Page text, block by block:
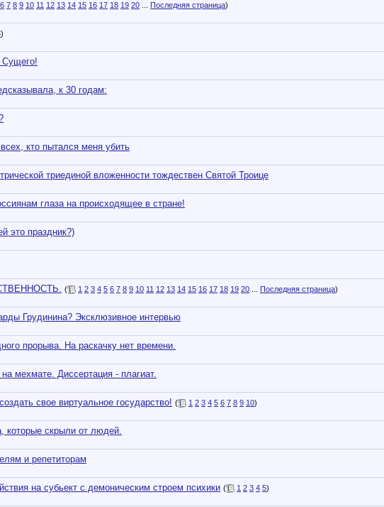
6 7 8 9 10 11 12 13 14 15 16 17 18 19 20 Последняя страница)
)
Сущего!
к 30 годам:
кто пытался меня убить
триединой вложенности тождествен Святой Троице
глаза на происходящее в стране!
это праздник?)
( 1 2 3 4 5 6 7 8 9 10 11 12 13 14 15 16 17 18 19 20 Последняя страница)
Грудинина? Эксклюзивное интервью
прорыва. На раскачку нет времени.
мехмате. Диссертация - плагиат.
свое виртуальное государство! ( 1 2 3 4 5 6 7 8 9 10)
которые скрыли от людей.
и репетиторам
на субьект с демоническим строем психики ( 1 2 3 4 5)